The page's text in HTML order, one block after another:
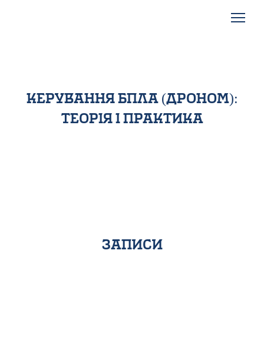
керування бпла (дроном):
теорія і практика
записи